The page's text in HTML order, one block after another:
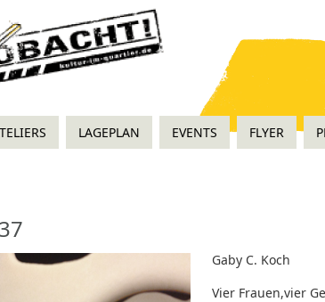
LAGEPLAN EVENTS FLYER
Gaby C. Koch
Vier Frauen,vier